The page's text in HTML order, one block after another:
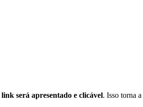
link será apresentado e clicável. Isso torna